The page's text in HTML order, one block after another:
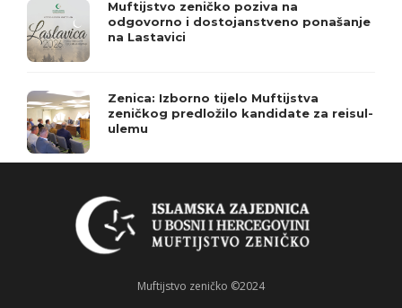
Muftijstvo zeničko poziva na
odgovorno i dostojanstveno ponašanje
na Lastavici
Zenica: Izborno tijelo Muftijstva
zeničkog predložilo kandidate za reisul-
ulemu
Muftijstvo zeničko ©2024